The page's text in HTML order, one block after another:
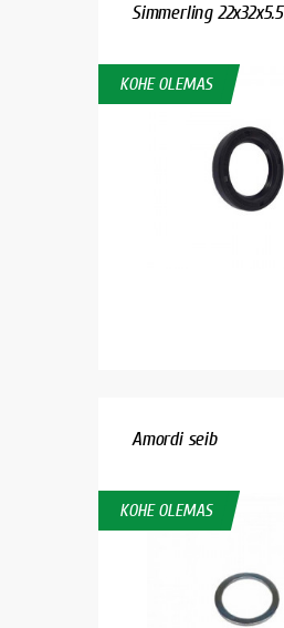
Simmerling 22x32x5.5
KOHE OLEMAS
Amordi seib
KOHE OLEMAS